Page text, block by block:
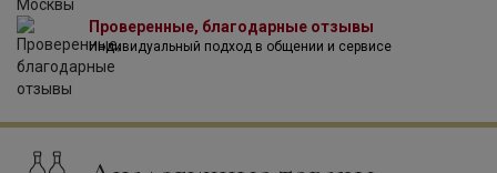
Проверенные, благодарные отзывы
Индивидуальный подход в общении и сервисе